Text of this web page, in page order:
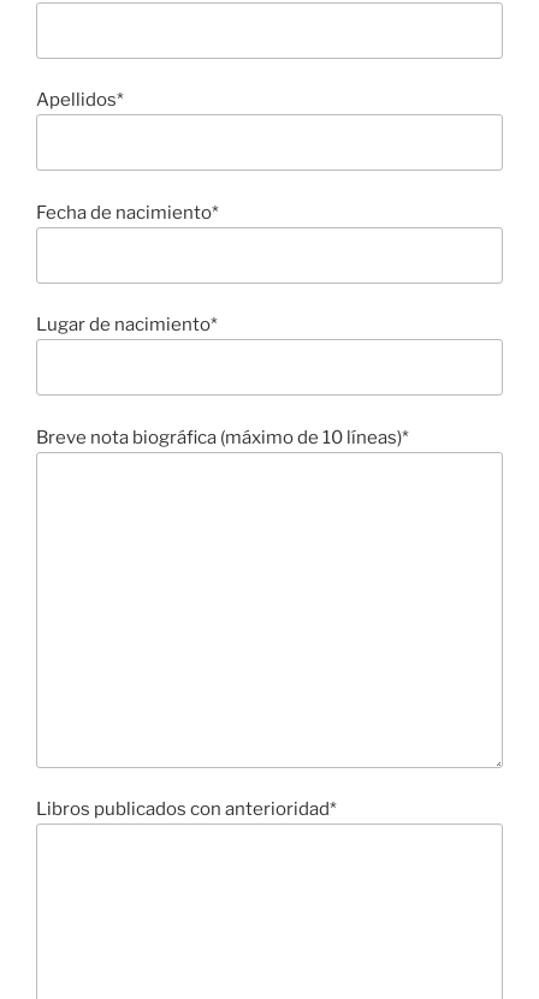
Apellidos*
Fecha de nacimiento*
Lugar de nacimiento*
Breve nota biográfica (máximo de 10 líneas)*
Libros publicados con anterioridad*